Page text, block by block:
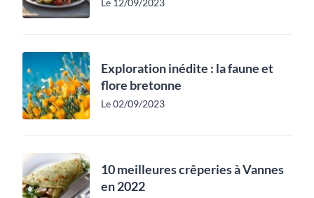
Le 12/09/2023
Exploration inédite : la faune et
flore bretonne
Le 02/09/2023
10 meilleures crêperies à Vannes
en 2022